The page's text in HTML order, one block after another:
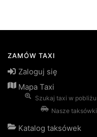
ZAMÓW TAXI
Zaloguj się
Mapa Taxi
Szukaj taxi w pobliżu
Nasze taksówki
Katalog taksówek